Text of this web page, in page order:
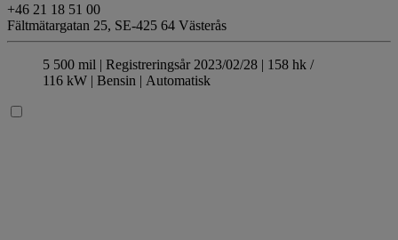
+46 21 18 51 00
Fältmätargatan 25, SE-425 64 Västerås
5 500 mil | Registreringsår 2023/02/28 | 158 hk /
116 kW | Bensin | Automatisk